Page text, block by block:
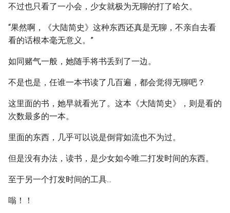
不过也只看了一小会，少女就极为无聊的打了哈欠。
“果然啊，《大陆简史》这种东西还真是无聊，不亲自去看
看的话根本毫无意义。”
如同赌气一般，她随手将书丢到了一边。
不是也是，任谁一本书读了几百遍，都会觉得无聊吧？
这里面的书，她早就看光了。这本《大陆简史》，则是看的
次数最多的一本。
里面的东西，几乎可以说是倒背如流也不为过。
但是没有办法，读书，是少女如今唯二打发时间的东西。
至于另一个打发时间的工具...
嗡！！